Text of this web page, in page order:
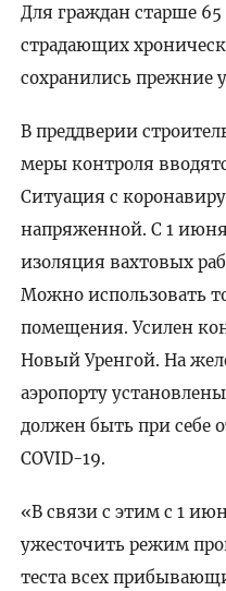
Для граждан старше
страдающих
сохранились прежние
В преддверии
меры контроля
Ситуация с
напряженной. С 1
изоляция вахтовых
Можно использовать
помещения. Усилен
Новый Уренгой. На
аэропорту
должен быть при себе
COVID-19.
«В связи с этим с 1
ужесточить режим
теста всех